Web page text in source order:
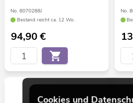
No. 8070288J
Bestand reicht ca. 12 Wo.
94,90€
No.
Cookies und